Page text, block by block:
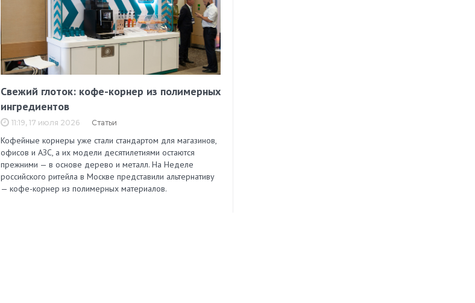
Свежий глоток: кофе-корнер из полимерных
ингредиентов
11:19, 17 июля 2026 Статьи
Кофейные корнеры уже стали стандартом для магазинов,
офисов и АЗС, а их модели десятилетиями остаются
прежними — в основе дерево и металл. На Неделе
российского ритейла в Москве представили альтернативу
— кофе-корнер из полимерных материалов.